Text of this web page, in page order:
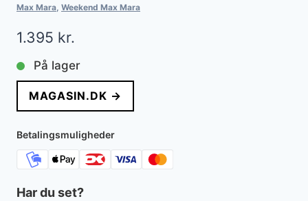
Max Mara, Weekend Max Mara
1.395 kr.
På lager
MAGASIN.DK →
Betalingsmuligheder
Har du set?